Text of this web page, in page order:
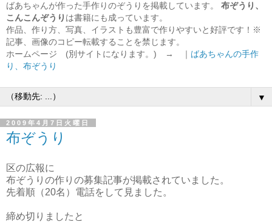
ばあちゃんが作った手作りのぞうりを掲載しています。 布ぞうり、
こんこんぞうり は書籍にも成っています。
作品、作り方、写真、イラストも豊富で作りやすいと好評です！※
記事、画像のコピー転載することを禁じます。
ホームページ (別サイトになります。) → ｜ ばあちゃんの手作
り、布ぞうり
▼
2009年4月7日火曜日
布ぞうり
区の広報に
布ぞうりの作りの募集記事が掲載されていました。
先着順（20名）電話をして見ました。
締め切りましたと